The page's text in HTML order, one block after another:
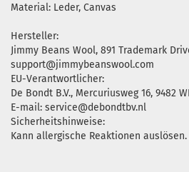
Material: Leder, Canvas
Hersteller:
Jimmy Beans Wool, 891 Trademark
support@jimmybeanswool.com
EU-Verantwortlicher:
De Bondt B.V., Mercuriusweg 16, 9482
E-mail: service@debondtbv.nl
Sicherheitshinweise:
Kann allergische Reaktionen